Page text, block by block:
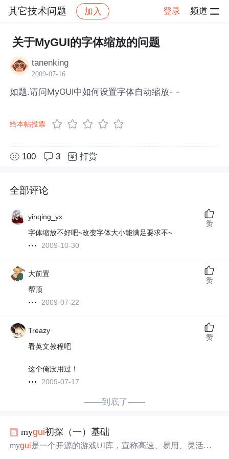
其它技术问题 加入 登录 频道
社区 其它技术问题 帖子详情
关于MyGUI的字体缩放的问题
tanenking
2009-07-16
如题.请问MyGUI中如何设置字体自动缩放- -
给本帖投票
100 3 打赏
全部评论
yinqing_yx
字体缩放不好吧~改变字体大小能满足要求不~
2009-10-30
赞
大前置
帮顶
2009-07-22
赞
Treazy
看英文教程吧
这个俺没用过！
2009-07-17
赞
——到底了——
mygui初探（一）基础
mygui是一个开源的游戏UI库，宣称高速、易用、灵活。